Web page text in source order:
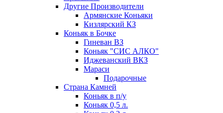
Другие Производители
Армянские Коньяки
Кизлярский КЗ
Коньяк в Бочке
Гиневан ВЗ
Коньяк "СИС АЛКО"
Иджеванский ВКЗ
Мараси
Подарочные
Страна Камней
Коньяк в п/у
Коньяк 0,5 л.